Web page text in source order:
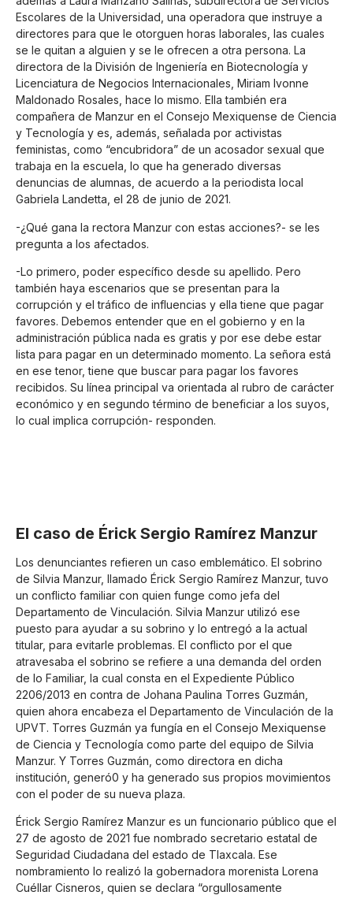
Escolares de la Universidad, una operadora que instruye a
directores para que le otorguen horas laborales, las cuales
se le quitan a alguien y se le ofrecen a otra persona. La
directora de la División de Ingeniería en Biotecnología y
Licenciatura de Negocios Internacionales, Miriam Ivonne
Maldonado Rosales, hace lo mismo. Ella también era
compañera de Manzur en el Consejo Mexiquense de Ciencia
y Tecnología y es, además, señalada por activistas
feministas, como “encubridora” de un acosador sexual que
trabaja en la escuela, lo que ha generado diversas
denuncias de alumnas, de acuerdo a la periodista local
Gabriela Landetta, el 28 de junio de 2021.
-¿Qué gana la rectora Manzur con estas acciones?- se les
pregunta a los afectados.
-Lo primero, poder específico desde su apellido. Pero
también haya escenarios que se presentan para la
corrupción y el tráfico de influencias y ella tiene que pagar
favores. Debemos entender que en el gobierno y en la
administración pública nada es gratis y por ese debe estar
lista para pagar en un determinado momento. La señora está
en ese tenor, tiene que buscar para pagar los favores
recibidos. Su línea principal va orientada al rubro de carácter
económico y en segundo término de beneficiar a los suyos,
lo cual implica corrupción- responden.
El caso de Érick Sergio Ramírez Manzur
Los denunciantes refieren un caso emblemático. El sobrino
de Silvia Manzur, llamado Érick Sergio Ramírez Manzur, tuvo
un conflicto familiar con quien funge como jefa del
Departamento de Vinculación. Silvia Manzur utilizó ese
puesto para ayudar a su sobrino y lo entregó a la actual
titular, para evitarle problemas. El conflicto por el que
atravesaba el sobrino se refiere a una demanda del orden
de lo Familiar, la cual consta en el Expediente Público
2206/2013 en contra de Johana Paulina Torres Guzmán,
quien ahora encabeza el Departamento de Vinculación de la
UPVT. Torres Guzmán ya fungía en el Consejo Mexiquense
de Ciencia y Tecnología como parte del equipo de Silvia
Manzur. Y Torres Guzmán, como directora en dicha
institución, generó0 y ha generado sus propios movimientos
con el poder de su nueva plaza.
Érick Sergio Ramírez Manzur es un funcionario público que el
27 de agosto de 2021 fue nombrado secretario estatal de
Seguridad Ciudadana del estado de Tlaxcala. Ese
nombramiento lo realizó la gobernadora morenista Lorena
Cuéllar Cisneros, quien se declara “orgullosamente